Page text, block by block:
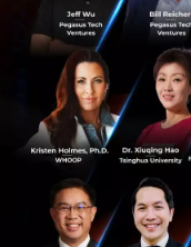
รู้จัก
ที่มา
พร้อ
ธันวา
16
News